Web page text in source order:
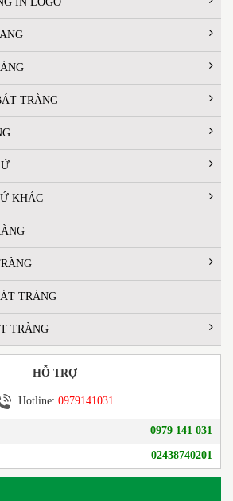
TRÀNG
KHÁC
TRÀNG
TRÀNG
HỖ TRỢ
Hotline: 0979141031
0979 141 031
02438740201